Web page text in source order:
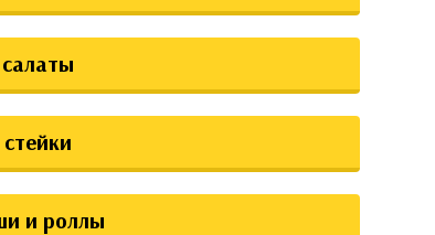
салаты
стейки
и роллы